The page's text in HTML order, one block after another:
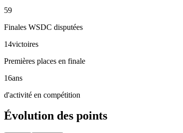
59
Finales WSDC disputées
14victoires
Premières places en finale
16ans
d'activité en compétition
Évolution des points